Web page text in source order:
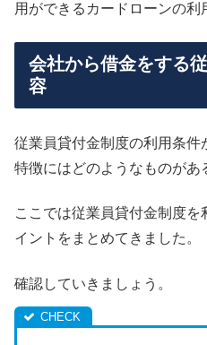
用ができるカードローンの利
会社から借金をする
容
従業員貸付金制度の利用条
特徴にはどのようなものがあ
ここでは従業員貸付金制度
イントをまとめてきました。
確認していきましょう。